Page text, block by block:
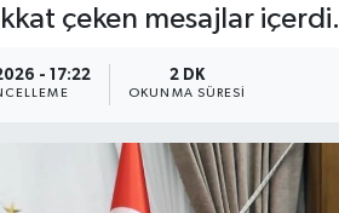
çeken mesajlar içerdi.
- 17:22 2 DK
OKUNMA SÜRESI